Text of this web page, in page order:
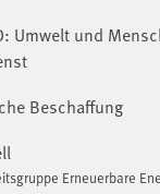
Umwelt und
Beschaffung
Erneuerbare